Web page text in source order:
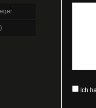
Ich